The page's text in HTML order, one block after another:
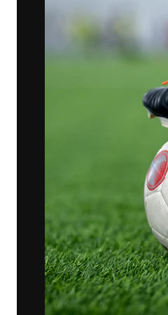
La
migliori lavori.
creativi,
Italiano
Copyright ©